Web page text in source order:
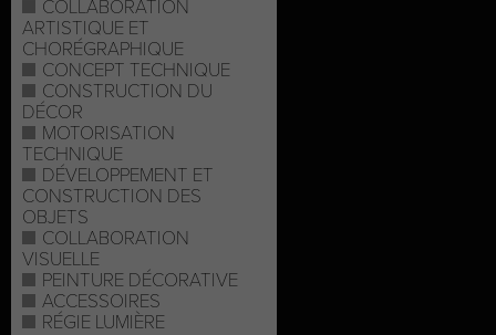
COLLABORATION
ARTISTIQUE ET
CHORÉGRAPHIQUE
CONCEPT TECHNIQUE
CONSTRUCTION DU
DÉCOR
MOTORISATION
TECHNIQUE
DÉVELOPPEMENT ET
CONSTRUCTION DES
OBJETS
COLLABORATION
VISUELLE
PEINTURE DÉCORATIVE
ACCESSOIRES
RÉGIE LUMIÈRE